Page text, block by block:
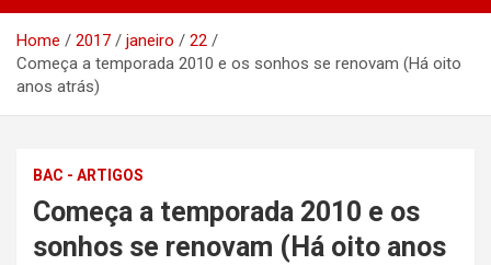
Home 2017 janeiro
22
Começa a temporada 2010 e os sonhos se renovam (Há oito
anos atrás)
BAC - ARTIGOS
Começa a temporada 2010 e os
sonhos se renovam (Há oito anos